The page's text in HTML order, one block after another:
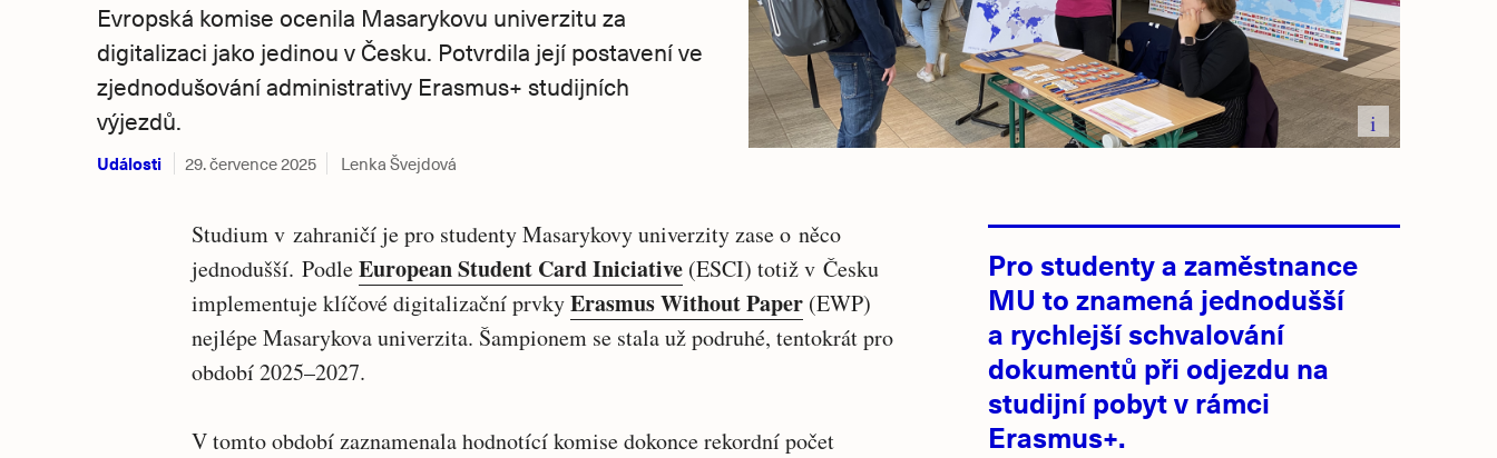
Evropská komise ocenila Masarykovu univerzitu za
digitalizaci jako jedinou v Česku. Potvrdila její postavení ve
zjednodušování administrativy Erasmus+ studijních
výjezdů.
Události 29. července 2025 Lenka Švejdová
i
Pro studenty a zaměstnance
MU to znamená jednodušší
a rychlejší schvalování
dokumentů při odjezdu na
studijní pobyt v rámci
Erasmus+.
Studium v zahraničí je pro studenty Masarykovy univerzity zase o něco
jednodušší. PodleEuropean Student Card Iniciative (ESCI) totiž v Česku
implementuje klíčové digitalizační prvkyErasmus Without Paper (EWP)
nejlépe Masarykova univerzita. Šampionem se stala už podruhé, tentokrát pro
období 2025–2027.
V tomto období zaznamenala hodnotící komise dokonce rekordní počet